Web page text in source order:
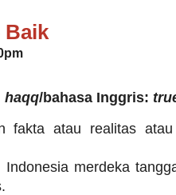
Baik
haqq/bahasa Inggris:
fakta atau realitas atau
merdeka